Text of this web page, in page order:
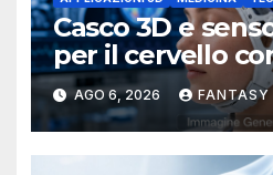
Casco 3D e
per il cervello
l’OPM-MEG
AGO 6, 2026 FANTASY